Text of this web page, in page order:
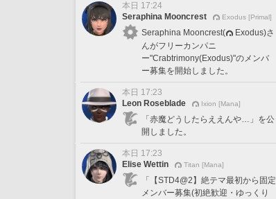
本日 17:24
Seraphina Mooncrest
Exodus [Primal]
Seraphina Mooncrest(
Exodus)さ
んがフリーカンパニ
ー"Crabtrimony(Exodus)"のメンバ
ー募集を開始しました。
本日 17:23
Leon Roseblade
Ixion [Mana]
「赤魔どうしたらええんや…」を公
開しました。
本日 17:23
Elise Wettin
Titan [Mana]
「【STD4@2】絶テマ最初から固定
メンバー募集(初絶歓迎・ゆっくり